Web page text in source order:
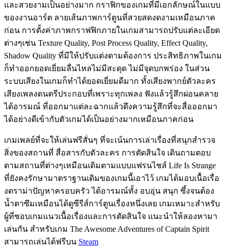
และสวยงามเป็นอย่างมาก กราฟิกของเกมที่มีเอกลักษณ์ในแบบ
ของงานอาร์ต ลายเส้นภาพการ์ตูนที่สวยสดงดงามเหมือนภาค
ก่อน การตั้งค่าภาพกราฟฟิกภายในเกมสามารถปรับแต่ละเอียด
ต่างๆเช่น Texture Quality, Post Process Quality, Effect Quality,
Shadow Quality ที่มีให้ปรับแต่งตามต้องการ ประสิทธิภาพในเกม
ก็ทำออกยอดเยี่ยมลื่นไหลไม่มีสะดุด ไม่มีจุดบกพร่อง ในส่วน
ระบบเสียงในเกมก็ทำได้ยอดเยี่ยมดีมาก ทั้งเสียงพากย์ตัวละคร
เสียงเพลงดนตรีประกอบที่เพราะทุกเพลง ฟังแล้วรู้สึกผ่อนคลาย
ได้อารมณ์ ที่ออกมาแต่ละฉากแล้วดึงความรู้สึกที่จะสื่อออกมา
ได้อย่างดีเข้ากับตัวเกมได้เป็นอย่างมากเหมือนภาคก่อน
เกมเพลย์ที่จะให้เล่นฟรีสั่นๆ ที่จะเน้นการเล่าเรื่องที่สนุกสำรวจ
สิ่งของสถานที่ สื่อสารกับตัวละคร การตัดสินใจ เดินถามตอบ
ตามสถานที่ต่างๆเหมือนเดิมตามแบบแฟรนไชส์ Life Is Strange
ที่ยังคงรักษามาตราฐานเดิมของเกมนี้เอาไว้ เกมได้มอบเนื้อเรื่อ
งดราม่าปัญหาครอบครัว ได้อารมณ์ทั้ง อบอุ่น สนุก ซึ้งจนต้อง
น้ำตาซึมเหมือนได้ดูซีรีส์การ์ตูนเรื่องหนึ่งเลย เกมเหมาะสำหรับ
ผู้ที่ชอบเกมแนวเนื้อเรื่องและการตัดสินใจ แนะนำให้ลองหามา
เล่นกัน สำหรับเกม The Awesome Adventures of Captain Spirit
สามารถเล่นได้ฟรีบน Steam